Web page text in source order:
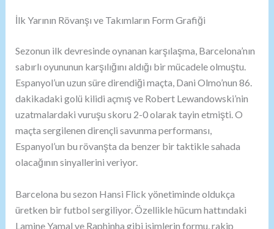
İlk Yarının Rövanşı ve Takımların Form Grafiği
Sezonun ilk devresinde oynanan karşılaşma, Barcelona’nın
sabırlı oyununun karşılığını aldığı bir mücadele olmuştu.
Espanyol’un uzun süre direndiği maçta, Dani Olmo’nun 86.
dakikadaki golü kilidi açmış ve Robert Lewandowski’nin
uzatmalardaki vuruşu skoru 2-0 olarak tayin etmişti. O
maçta sergilenen dirençli savunma performansı,
Espanyol’un bu rövanşta da benzer bir taktikle sahada
olacağının sinyallerini veriyor.
Barcelona bu sezon Hansi Flick yönetiminde oldukça
üretken bir futbol sergiliyor. Özellikle hücum hattındaki
Lamine Yamal ve Raphinha gibi isimlerin formu, rakip